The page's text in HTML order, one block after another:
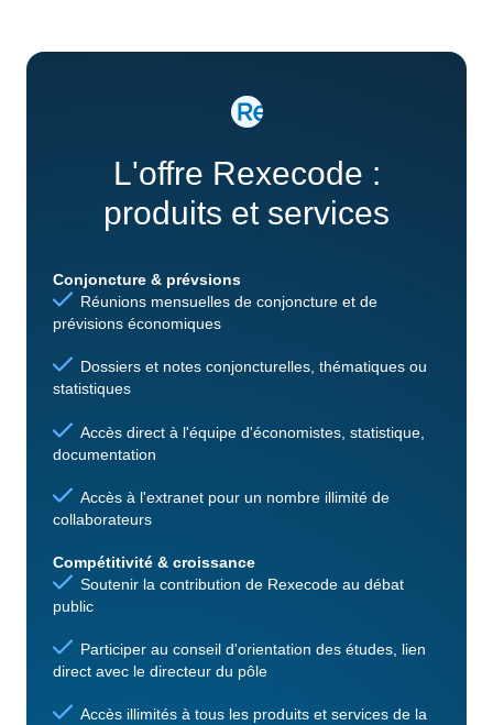
L'offre Rexecode :
produits et services
Conjoncture & prévsions
Réunions mensuelles de conjoncture et de
prévisions économiques
Dossiers et notes conjoncturelles, thématiques ou
statistiques
Accès direct à l'équipe d'économistes, statistique,
documentation
Accès à l'extranet pour un nombre illimité de
collaborateurs
Compétitivité & croissance
Soutenir la contribution de Rexecode au débat
public
Participer au conseil d'orientation des études, lien
direct avec le directeur du pôle
Accès illimités à tous les produits et services de la